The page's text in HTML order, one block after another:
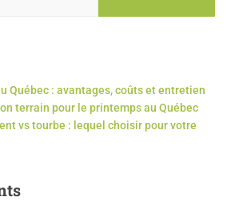
Québec : avantages, coûts et entretien
terrain pour le printemps au Québec
vs tourbe : lequel choisir pour votre